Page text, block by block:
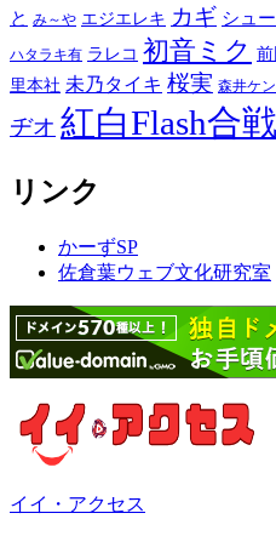
と み～や エジエレキ カギ シュ
ハタラキ有 ラレコ 初音ミク
里本社 未乃タイキ 桜実 森井ケ
ヂオ 紅白Flash合戦
リンク
かーずSP
佐倉葉ウェブ文化研究室
イイ・アクセス